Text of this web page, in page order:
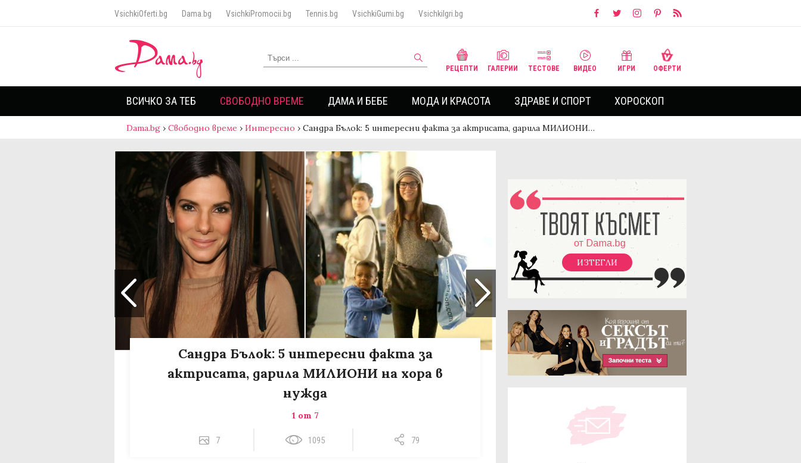
VsichkiOferti.bg Dama.bg VsichkiPromocii.bg Tennis.bg VsichkiGumi.bg VsichkiIgri.bg
РЕЦЕПТИ ГАЛЕРИИ ТЕСТОВЕ ВИДЕО ИГРИ ОФЕРТИ
ВСИЧКО ЗА ТЕБ СВОБОДНО ВРЕМЕ ДАМА И БЕБЕ МОДА И КРАСОТА ЗДРАВЕ И СПОРТ ХОРОСКОП
Dama.bg › Свободно време › Интересно › Сандра Бълок: 5 интересни факта за актрисата, дарила МИЛИОНИ…
Сандра Бълок: 5 интересни факта за
актрисата, дарила МИЛИОНИ на хора в
нужда
1 от 7
7 1095 79
ИЗТЕГЛИ